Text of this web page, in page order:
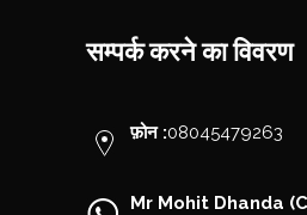
सम्पर्क करने का विवरण
फ़ोन :08045479263
Mr Mohit Dhanda (